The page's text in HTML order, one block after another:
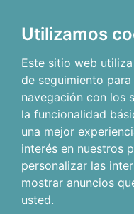
Utilizamos
Este sitio web
de seguimiento
navegación con los
la funcionalidad
una mejor
interés en nuestros
personalizar las
mostrar anuncios
usted.